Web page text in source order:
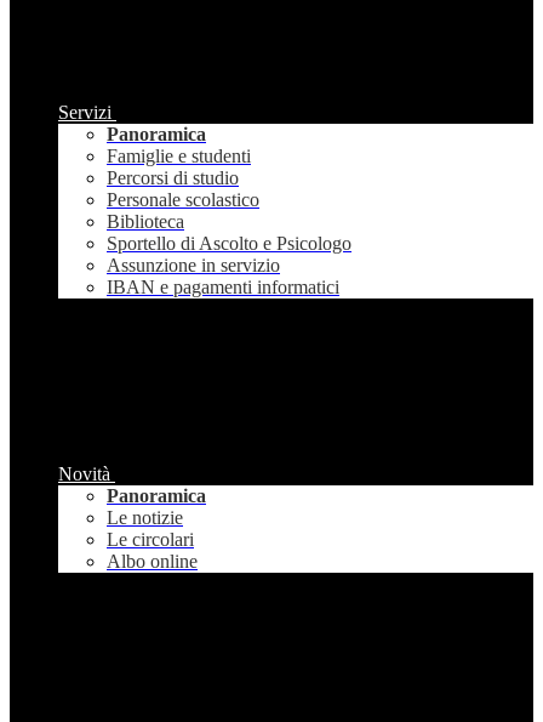
Servizi
Panoramica
Famiglie e studenti
Percorsi di studio
Personale scolastico
Biblioteca
Sportello di Ascolto e Psicologo
Assunzione in servizio
IBAN e pagamenti informatici
Novità
Panoramica
Le notizie
Le circolari
Albo online